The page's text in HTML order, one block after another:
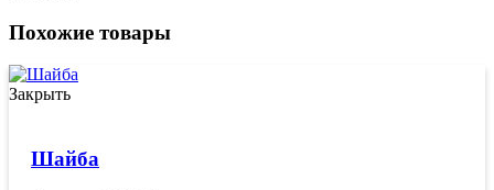
Похожие товары
Закрыть
Шайба